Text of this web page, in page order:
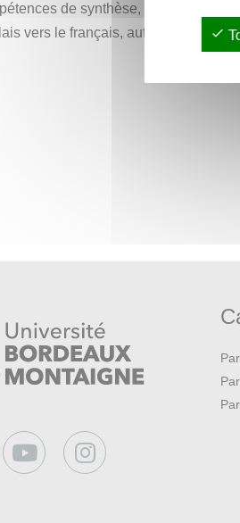
de synthèse, d’expression
vers le français, autour de deux